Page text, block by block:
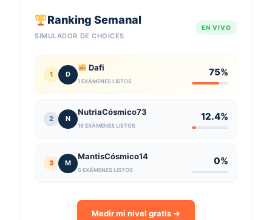
Ranking Semanal
SIMULADOR DE CHOICES
EN VIVO
1 D
Dafi
1 EXÁMENES LISTOS
75%
2 N
NutriaCósmico73
19 EXÁMENES LISTOS
12.4%
3 M
MantisCósmico14
5 EXÁMENES LISTOS
0%
Medir mi nivel gratis →